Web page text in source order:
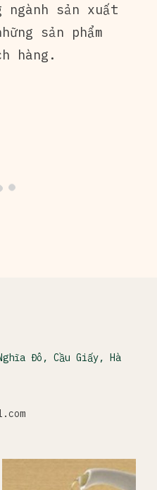
sản xuất
sản phẩm
hàng.
Đô, Cầu Giấy, Hà